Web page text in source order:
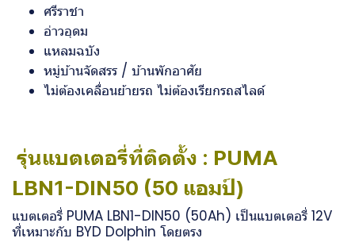
ศรีราชา
อ่าวอุดม
แหลมฉบัง
หมู่บ้านจัดสรร / บ้านพักอาศัย
ไม่ต้องเคลื่อนย้ายรถ ไม่ต้องเรียกรถสไลด์
รุ่นแบตเตอรี่ที่ติดตั้ง : PUMA
LBN1-DIN50 (50 แอมป์)
แบตเตอรี่ PUMA LBN1-DIN50 (50Ah) เป็นแบตเตอรี่ 12V
ที่เหมาะกับ BYD Dolphin โดยตรง